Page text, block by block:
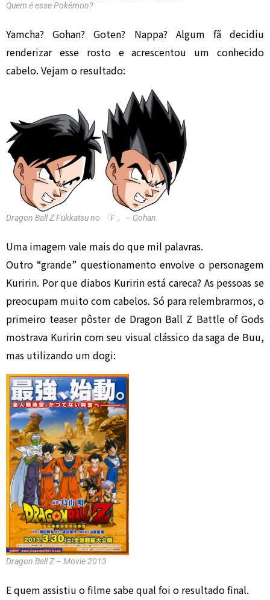
Quem é esse Pokémon?
Yamcha? Gohan? Goten? Nappa? Algum fã decidiu
renderizar esse rosto e acrescentou um conhecido
cabelo. Vejam o resultado:
Dragon Ball Z Fukkatsu no 「F」 – Gohan
Uma imagem vale mais do que mil palavras.
Outro “grande” questionamento envolve o personagem
Kuririn. Por que diabos Kuririn está careca? As pessoas se
preocupam muito com cabelos. Só para relembrarmos, o
primeiro teaser pôster de Dragon Ball Z Battle of Gods
mostrava Kuririn com seu visual clássico da saga de Buu,
mas utilizando um dogi:
Dragon Ball Z – Movie 2013
E quem assistiu o filme sabe qual foi o resultado final.